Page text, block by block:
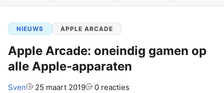
NIEUWS APPLE ARCADE
Apple Arcade: oneindig gamen op
alle Apple-apparaten
Auteur:
Sven 25 maart 2019 0 reacties